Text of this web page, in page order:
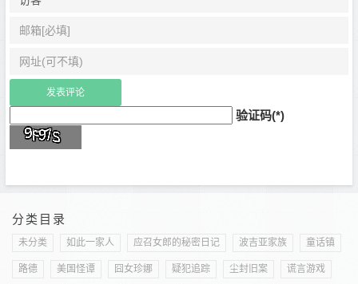
验证码(*)
分类目录
未分类 如此一家人 应召女郎的秘密日记 波吉亚家族 童话镇
路德 美国怪谭 囧女珍娜 疑犯追踪 尘封旧案 谎言游戏